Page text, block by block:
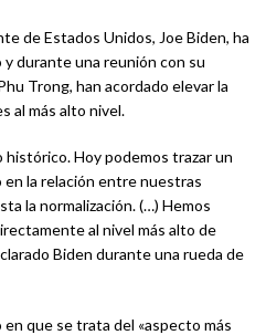
de Estados Unidos, Joe Biden, ha
durante una reunión con su
Trong, han acordado elevar la
al más alto nivel.
histórico. Hoy podemos trazar un
en la relación entre nuestras
la normalización. (…) Hemos
al nivel más alto de
Biden durante una rueda de
que se trata del «aspecto más